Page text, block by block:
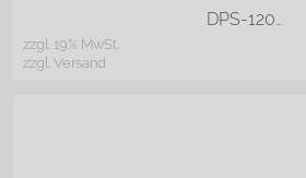
in vielen Varianten
DPS-120…
zzgl. 19% MwSt.
zzgl. Versand